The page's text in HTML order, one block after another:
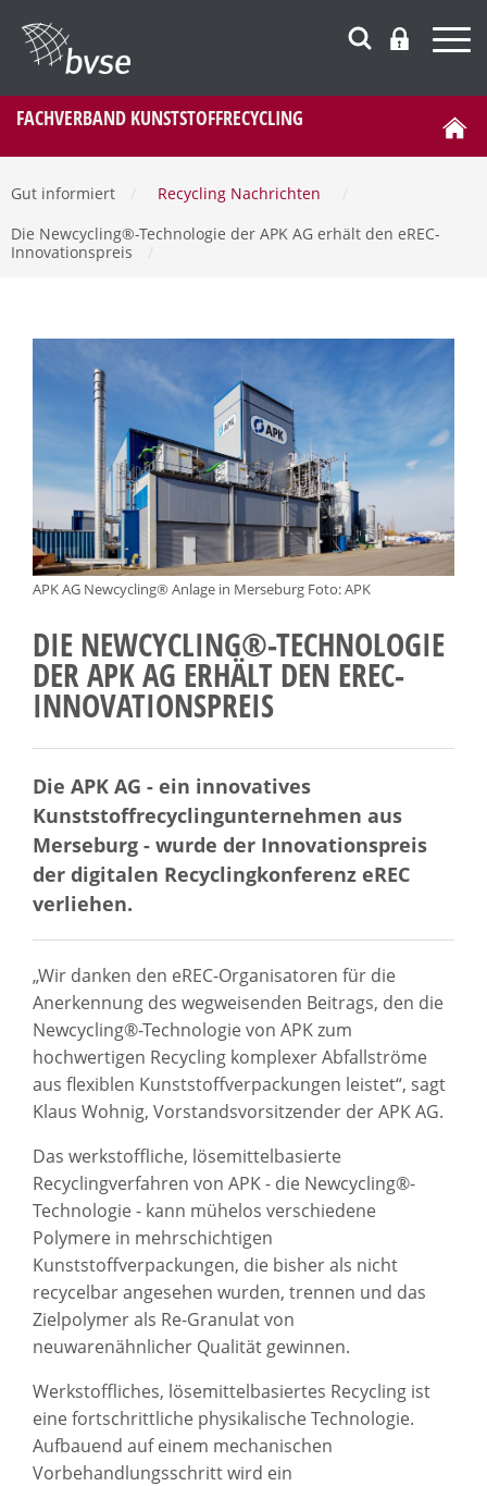
FACHVERBAND KUNSTSTOFFRECYCLING
Gut informiert Recycling Nachrichten
Die Newcycling®-Technologie der APK AG erhält den eREC-
Innovationspreis
APK AG Newcycling® Anlage in Merseburg Foto: APK
DIE NEWCYCLING®-TECHNOLOGIE
DER APK AG ERHÄLT DEN EREC-
INNOVATIONSPREIS
Die APK AG - ein innovatives
Kunststoffrecyclingunternehmen aus
Merseburg - wurde der Innovationspreis
der digitalen Recyclingkonferenz eREC
verliehen.
„Wir danken den eREC-Organisatoren für die
Anerkennung des wegweisenden Beitrags, den die
Newcycling®-Technologie von APK zum
hochwertigen Recycling komplexer Abfallströme
aus flexiblen Kunststoffverpackungen leistet“, sagt
Klaus Wohnig, Vorstandsvorsitzender der APK AG.
Das werkstoffliche, lösemittelbasierte
Recyclingverfahren von APK - die Newcycling®-
Technologie - kann mühelos verschiedene
Polymere in mehrschichtigen
Kunststoffverpackungen, die bisher als nicht
recycelbar angesehen wurden, trennen und das
Zielpolymer als Re-Granulat von
neuwarenähnlicher Qualität gewinnen.
Werkstoffliches, lösemittelbasiertes Recycling ist
eine fortschrittliche physikalische Technologie.
Aufbauend auf einem mechanischen
Vorbehandlungsschritt wird ein